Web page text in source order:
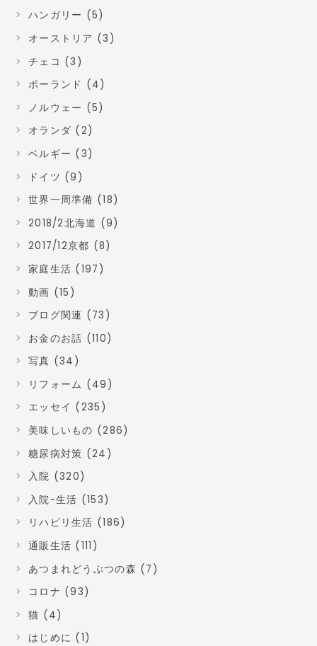
ハンガリー (5)
オーストリア (3)
チェコ (3)
ポーランド (4)
ノルウェー (5)
オランダ (2)
ベルギー (3)
ドイツ (9)
世界一周準備 (18)
2018/2北海道 (9)
2017/12京都 (8)
家庭生活 (197)
動画 (15)
ブログ関連 (73)
お金のお話 (110)
写真 (34)
リフォーム (49)
エッセイ (235)
美味しいもの (286)
糖尿病対策 (24)
入院 (320)
入院-生活 (153)
リハビリ生活 (186)
通販生活 (111)
あつまれどうぶつの森 (7)
コロナ (93)
猫 (4)
はじめに (1)